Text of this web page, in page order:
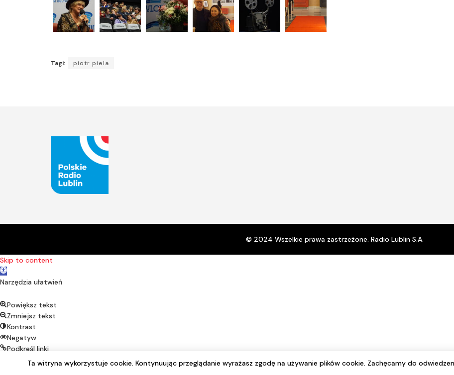
Tagi: piotr piela
© 2024 Wszelkie prawa zastrzeżone. Radio Lublin S.A.
Ta witryna wykorzystuje cookie. Kontynuując przeglądanie wyrażasz zgodę na używanie plików cookie. Zachęcamy do
Skip to content
Open toolbar
Narzędzia ułatwień
Powiększ tekst
Zmniejsz tekst
Kontrast
Negatyw
Podkreśl linki
Czcionka alternatywna